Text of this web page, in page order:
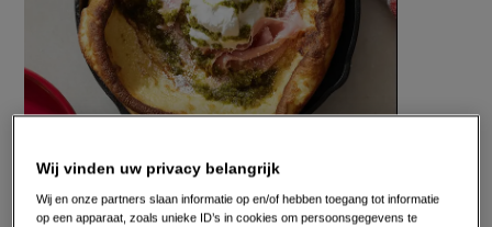
Gepubliceerd op: 05-05-26
Wij vinden uw privacy belangrijk
Wij en onze partners slaan informatie op en/of hebben toegang tot informatie
op een apparaat, zoals unieke ID’s in cookies om persoonsgegevens te